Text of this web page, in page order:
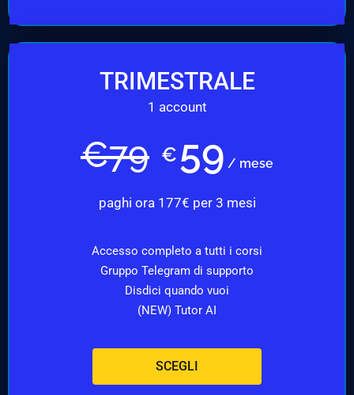
TRIMESTRALE
1 account
€79 € 59 / mese
paghi ora 177€ per 3 mesi
Accesso completo a tutti i corsi
Gruppo Telegram di supporto
Disdici quando vuoi
(NEW) Tutor AI
SCEGLI